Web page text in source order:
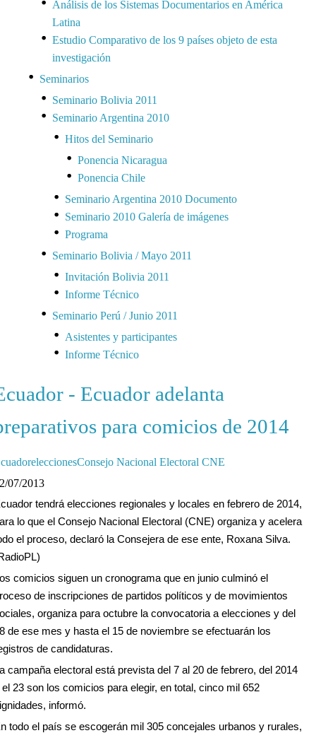
Análisis de los Sistemas Documentarios en América
Latina
Estudio Comparativo de los 9 países objeto de esta
investigación
Seminarios
Seminario Bolivia 2011
Seminario Argentina 2010
Hitos del Seminario
Ponencia Nicaragua
Ponencia Chile
Seminario Argentina 2010 Documento
Seminario 2010 Galería de imágenes
Programa
Seminario Bolivia / Mayo 2011
Invitación Bolivia 2011
Informe Técnico
Seminario Perú / Junio 2011
Asistentes y participantes
Informe Técnico
- Ecuador adelanta
para comicios de 2014
Nacional Electoral CNE
07/2013
tendrá elecciones regionales y locales en febrero de 2014,
lo que el Consejo Nacional Electoral (CNE) organiza y acelera
el proceso, declaró la Consejera de ese ente, Roxana Silva.
comicios siguen un cronograma que en junio culminó el
de inscripciones de partidos políticos y de movimientos
organiza para octubre la convocatoria a elecciones y del
de ese mes y hasta el 15 de noviembre se efectuarán los
de candidaturas.
campaña electoral está prevista del 7 al 20 de febrero, del 2014
23 son los comicios para elegir, en total, cinco mil 652
informó.
todo el país se escogerán mil 305 concejales urbanos y rurales,